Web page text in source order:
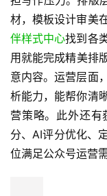
在内容创作层面，
度理解用户需求，
担写作压力。排版
材，模板设计审美